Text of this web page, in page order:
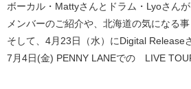
ボーカル・Mattyさんとドラム・Lyoさん
メンバーのご紹介や、北海道の気になる事
そして、4月23日（水）にDigital Release
7月4日(金) PENNY LANEでの LIVE